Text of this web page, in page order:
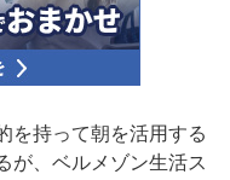
を持って朝を活用する
が、ベルメゾン生活ス